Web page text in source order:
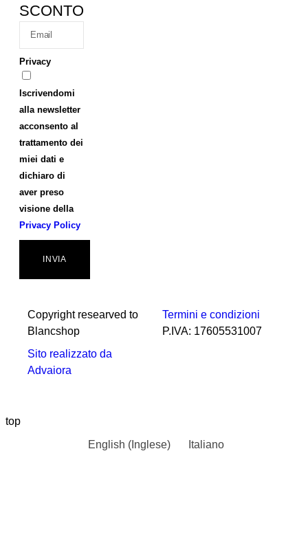
SCONTO
Privacy
Iscrivendomi
alla newsletter
acconsento al
trattamento dei
miei dati e
dichiaro di
aver preso
visione della
Privacy Policy
INVIA
Copyright researved to
Blancshop
Sito realizzato da
Advaiora
Termini e condizioni
P.IVA: 17605531007
top
English ( Inglese) Italiano